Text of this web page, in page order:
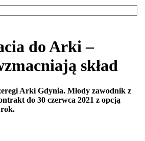
do Arki –
skład
Arki Gdynia. Młody zawodnik z
do 30 czerwca 2021 z opcją
rok.